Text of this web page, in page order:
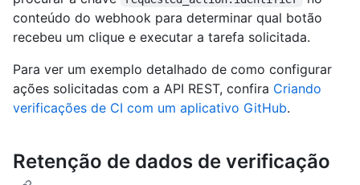
conteúdo do webhook para determinar qual botão
recebeu um clique e executar a tarefa solicitada.
Para ver um exemplo detalhado de como configurar
ações solicitadas com a API REST, confira Criando
verificações de CI com um aplicativo GitHub.
Retenção de dados de verificação